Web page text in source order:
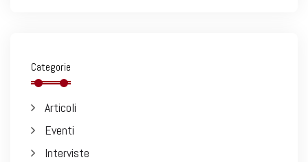
Categorie
Articoli
Eventi
Interviste